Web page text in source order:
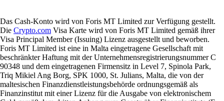
Das Cash-Konto wird von Foris MT Limited zur Verfügung gestellt.
Die Crypto.com Visa Karte wird von Foris MT Limited gemäß ihrer
Visa Principal Member (Issuing) Lizenz ausgestellt und beworben.
Foris MT Limited ist eine in Malta eingetragene Gesellschaft mit
beschränkter Haftung mit der Unternehmensregistrierungsnummer C
90348 und dem eingetragenen Firmensitz in Level 7, Spinola Park,
Triq Mikiel Ang Borg, SPK 1000, St. Julians, Malta, die von der
maltesischen Finanzdienstleistungsbehörde ordnungsgemäß als
Finanzinstitut mit einer Lizenz für die Ausgabe von elektronischem